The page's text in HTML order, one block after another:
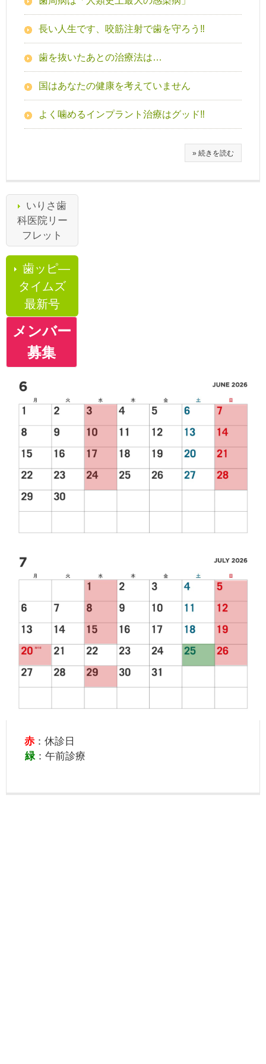
長い人生です、咬筋注射で歯を守ろう‼
歯を抜いたあとの治療法は…
国はあなたの健康を考えていません
よく噛めるインプラント治療はグッド‼
» 続きを読む
いりさ歯
科医院リー
フレット
歯ッピ―
タイムズ
最新号
メンバー
募集
赤 ：休診日
緑：午前診療